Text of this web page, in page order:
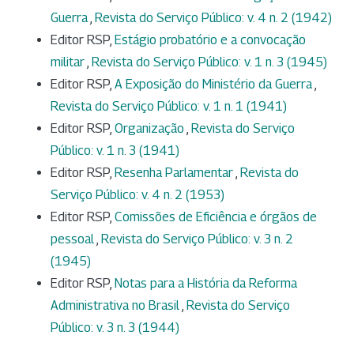
Guerra, Revista do Serviço Público: v. 4 n. 2 (1942)
Editor RSP, Estágio probatório e a convocação
militar, Revista do Serviço Público: v. 1 n. 3 (1945)
Editor RSP, A Exposição do Ministério da Guerra,
Revista do Serviço Público: v. 1 n. 1 (1941)
Editor RSP, Organização , Revista do Serviço
Público: v. 1 n. 3 (1941)
Editor RSP, Resenha Parlamentar, Revista do
Serviço Público: v. 4 n. 2 (1953)
Editor RSP, Comissões de Eficiência e órgãos de
pessoal, Revista do Serviço Público: v. 3 n. 2
(1945)
Editor RSP, Notas para a História da Reforma
Administrativa no Brasil, Revista do Serviço
Público: v. 3 n. 3 (1944)